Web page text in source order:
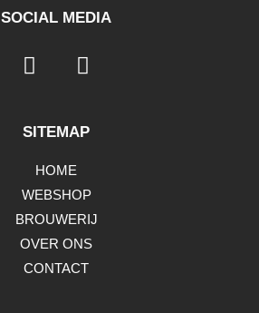
SOCIAL MEDIA
SITEMAP
HOME
WEBSHOP
BROUWERIJ
OVER ONS
CONTACT